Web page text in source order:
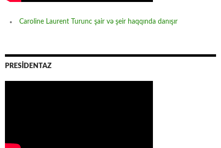
Caroline Laurent Turunc şair və şeir haqqında danışır
PRESİDENTAZ